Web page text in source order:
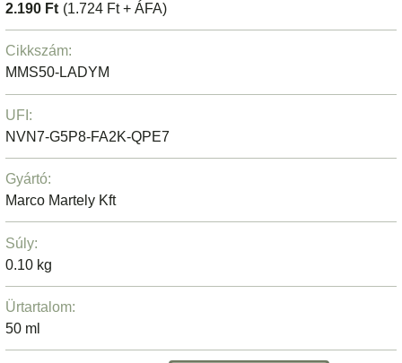
2.190 Ft (1.724 Ft + ÁFA)
Cikkszám:
MMS50-LADYM
UFI:
NVN7-G5P8-FA2K-QPE7
Gyártó:
Marco Martely Kft
Súly:
0.10 kg
Ürtartalom:
50 ml